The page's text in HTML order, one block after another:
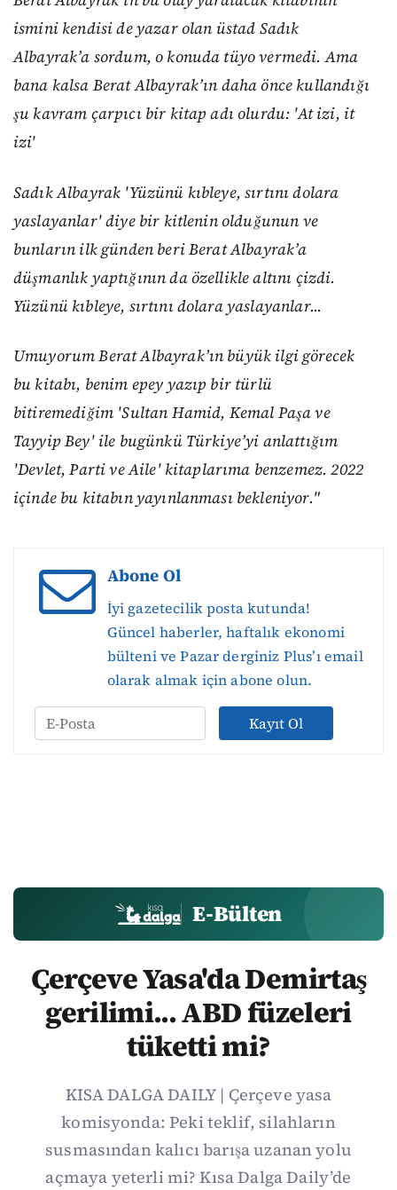
ismini kendisi de yazar olan üstad Sadık
Albayrak’a sordum, o konuda tüyo vermedi. Ama
bana kalsa Berat Albayrak’ın daha önce kullandığı
şu kavram çarpıcı bir kitap adı olurdu: 'At izi, it
izi'
Sadık Albayrak 'Yüzünü kıbleye, sırtını dolara
yaslayanlar' diye bir kitlenin olduğunun ve
bunların ilk günden beri Berat Albayrak’a
düşmanlık yaptığının da özellikle altını çizdi.
Yüzünü kıbleye, sırtını dolara yaslayanlar...
Umuyorum Berat Albayrak’ın büyük ilgi görecek
bu kitabı, benim epey yazıp bir türlü
bitiremediğim 'Sultan Hamid, Kemal Paşa ve
Tayyip Bey' ile bugünkü Türkiye’yi anlattığım
'Devlet, Parti ve Aile' kitaplarıma benzemez. 2022
içinde bu kitabın yayınlanması bekleniyor."
Abone Ol
İyi gazetecilik posta kutunda!
Güncel haberler, haftalık ekonomi
bülteni ve Pazar derginiz Plus’ı email
olarak almak için abone olun.
Kayıt Ol
E-Bülten
Çerçeve Yasa'da Demirtaş
gerilimi... ABD füzeleri
tüketti mi?
KISA DALGA DAILY | Çerçeve yasa
komisyonda: Peki teklif, silahların
susmasından kalıcı barışa uzanan yolu
açmaya yeterli mi? Kısa Dalga Daily’de